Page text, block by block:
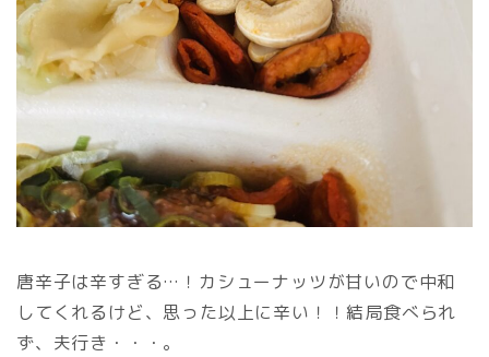
唐辛子は辛すぎる…！カシューナッツが甘いので中和
してくれるけど、思った以上に辛い！！結局食べられ
ず、夫行き・・・。